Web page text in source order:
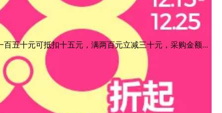
五十元可抵扣十五元，满两百元立减三十元，采购金额...